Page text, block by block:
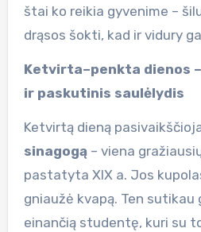
štai ko reikia gyvenime –
drąsos šokti, kad ir vidury
Ketvirta–penkta dienos
ir paskutinis saulėlydis
Ketvirtą dieną
sinagogą – viena
pastatyta XIX a. Jos
gniaužė kvapą. Ten sutikau
einančią studentę, kuri su